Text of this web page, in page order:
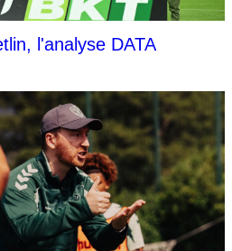
l'analyse DATA